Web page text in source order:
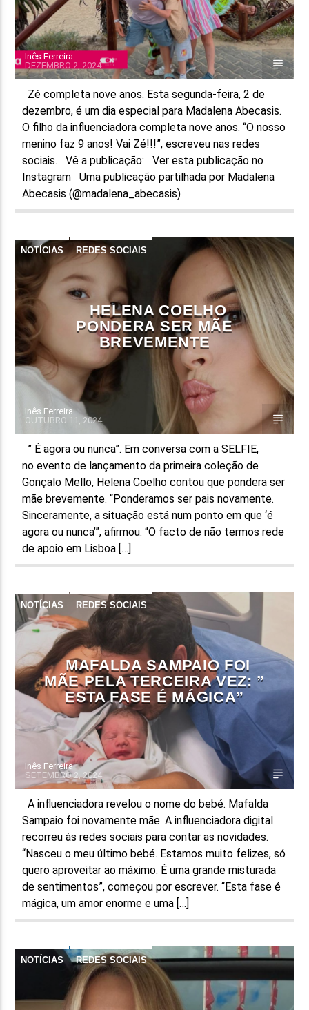
Inês Ferreira
DEZEMBRO 2, 2024
Zé completa nove anos. Esta segunda-feira, 2 de
dezembro, é um dia especial para Madalena Abecasis.
O filho da influenciadora completa nove anos. “O nosso
menino faz 9 anos! Vai Zé!!!”, escreveu nas redes
sociais. Vê a publicação: Ver esta publicação no
Instagram Uma publicação partilhada por Madalena
Abecasis (@madalena_abecasis)
NOTÍCIAS REDES SOCIAIS
HELENA COELHO
PONDERA SER MÃE
BREVEMENTE
Inês Ferreira
OUTUBRO 11, 2024
” É agora ou nunca”. Em conversa com a SELFIE,
no evento de lançamento da primeira coleção de
Gonçalo Mello, Helena Coelho contou que pondera ser
mãe brevemente. “Ponderamos ser pais novamente.
Sinceramente, a situação está num ponto em que ‘é
agora ou nunca’”, afirmou. “O facto de não termos rede
de apoio em Lisboa […]
NOTÍCIAS REDES SOCIAIS
MAFALDA SAMPAIO FOI
MÃE PELA TERCEIRA VEZ: ”
ESTA FASE É MÁGICA”
Inês Ferreira
SETEMBRO 2, 2024
A influenciadora revelou o nome do bebé. Mafalda
Sampaio foi novamente mãe. A influenciadora digital
recorreu às redes sociais para contar as novidades.
“Nasceu o meu último bebé. Estamos muito felizes, só
quero aproveitar ao máximo. É uma grande misturada
de sentimentos”, começou por escrever. “Esta fase é
mágica, um amor enorme e uma […]
NOTÍCIAS REDES SOCIAIS